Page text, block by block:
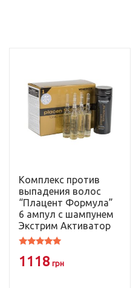
Комплекс против
выпадения волос
“Плацент Формула”
6 ампул с шампунем
Экстрим Активатор
5.00
из 5
1118 грн